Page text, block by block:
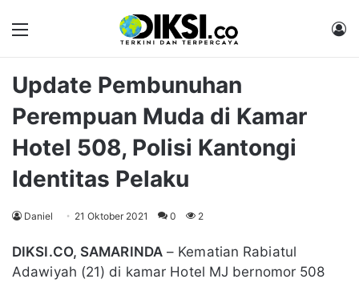
Update Pembunuhan
Perempuan Muda di Kamar
Hotel 508, Polisi Kantongi
Identitas Pelaku
Daniel 21 Oktober 2021 0 2
DIKSI.CO, SAMARINDA– Kematian Rabiatul
Adawiyah (21) di kamar Hotel MJ bernomor 508